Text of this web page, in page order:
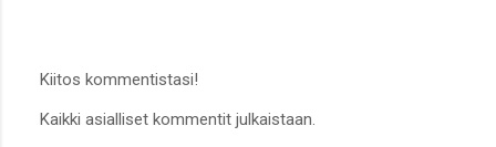
ä
Kiitos kommentistasi!
Kaikki asialliset kommentit julkaistaan.